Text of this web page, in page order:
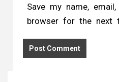
Save my name,
browser for the next